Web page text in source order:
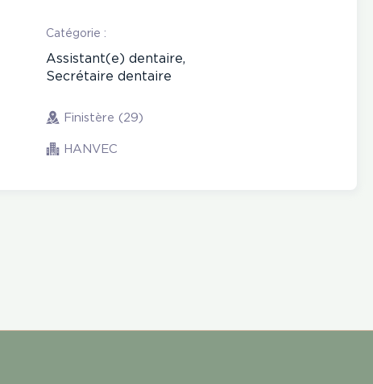
Catégorie :
Assistant(e) dentaire,
Secrétaire dentaire
Finistère (29)
HANVEC